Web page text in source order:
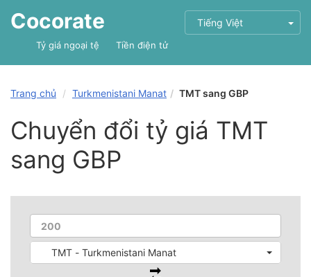
Cocorate Tiếng Việt
Tỷ giá ngoại tệ Tiền điện tử
Trang chủ Turkmenistani Manat TMT sang GBP
Chuyển đổi tỷ giá TMT
sang GBP
TMT - Turkmenistani Manat